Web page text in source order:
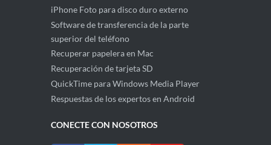
iPhone Foto para disco duro externo
Software de transferencia de la parte
superior del teléfono
Recuperar papelera en Mac
Recuperación de tarjeta SD
QuickTime para Windows Media Player
Respuestas de los expertos en Android
CONECTE CON NOSOTROS